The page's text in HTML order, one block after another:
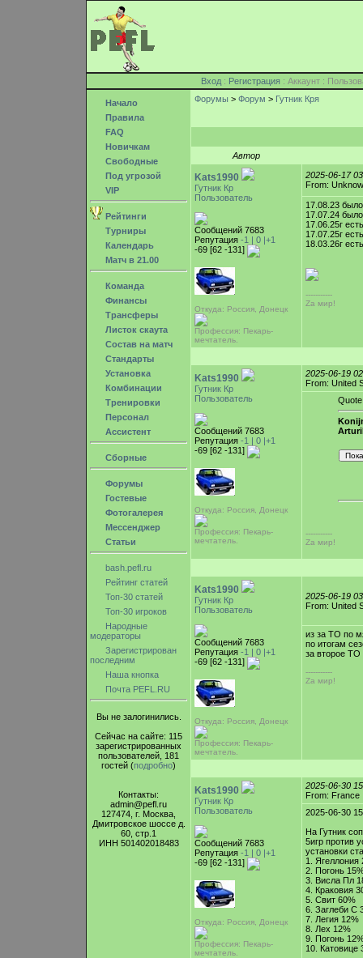
Вход : Регистрация : Аккаунт :
Начало
Правила
FAQ
Новичкам
Свободные
Под угрозой
VIP
Рейтинги
Турниры
Календарь
Матч в 21.00
Команда
Финансы
Трансферы
Листок скаута
Состав на матч
Стандарты
Установка
Комбинации
Тренировки
Персонал
Ассистент
Сборные
Форумы
Гостевые
Фотогалерея
Мессенджер
Статьи
bash.pefl.ru
Рейтинг статей
Топ-30 статей
Топ-30 игроков
Народные
модераторы
Зарегистрирован
последним
Наша кнопка
Почта PEFL.RU
Вы не залогинились.
Сейчас на сайте: 115
зарегистрированных
пользователей, 181
гостей (подробно)
Контакты:
admin@pefl.ru
127474, г. Москва,
Дмитровское шоссе д.
60, стр.1
ИНН 501402018483
Форумы > Форум > Гутник Кря
Автор
Kats1990
Гутник Кр
Пользователь
Сообщений 7683
Репутация -1 | 0 |+1
-69 [62 -131]
Откуда: Россия, Донецк
Профессия: Пекарь-
мечтатель.
2025-06-17
From:
17.08.23
17.07.24
17.06.25г
17.07.25г
18.03.26г
-----------
Zа мир!
Kats1990
Гутник Кр
Пользователь
Сообщений 7683
Репутация -1 | 0 |+1
-69 [62 -131]
Откуда: Россия, Донецк
Профессия: Пекарь-
мечтатель.
2025-06-19
From: United
Quote
-----------
Zа мир!
Kats1990
Гутник Кр
Пользователь
Сообщений 7683
Репутация -1 | 0 |+1
-69 [62 -131]
Откуда: Россия, Донецк
Профессия: Пекарь-
мечтатель.
2025-06-19
From: United
из за ТО по
по итогам
за второе ТО
-----------
Zа мир!
Kats1990
Гутник Кр
Пользователь
Сообщений 7683
Репутация -1 | 0 |+1
-69 [62 -131]
Откуда: Россия, Донецк
Профессия: Пекарь-
мечтатель.
2025-06-30
From: France
2025-06-30
На Гутник
5игр против
установки
1. Ягеллония
2. Погонь
3. Висла Пл
4. Краковия
5. Свит 60%
6. Заглеби С
7. Легия 12%
8. Лех 12%
9. Погонь
10. Катовице